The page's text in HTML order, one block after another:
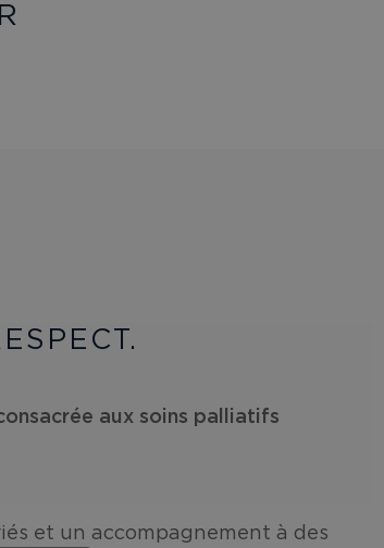
aux soins palliatifs
et un accompagnement à des